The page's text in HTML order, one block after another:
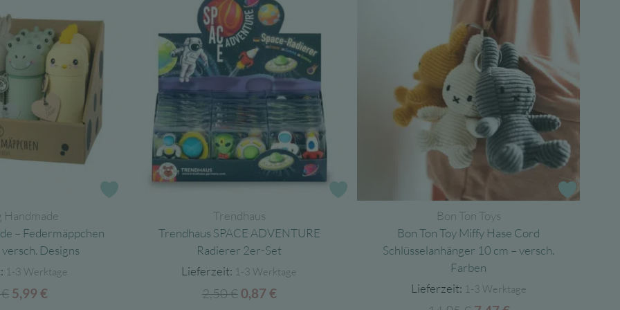
Handmade
– Federmäppchen
versch. Designs
1-3 Werktage
€ Ursprünglicher
5,99 €Aktueller
Trendhaus
Trendhaus SPACE ADVENTURE
Radierer 2er-Set
Lieferzeit: 1-3 Werktage
2,50€ Ursprünglicher
0,87 €Aktueller
Bon Ton Toys
Bon Ton Toy Miffy Hase Cord
Schlüsselanhänger 10 cm – versch.
Farben
Lieferzeit: 1-3 Werktage